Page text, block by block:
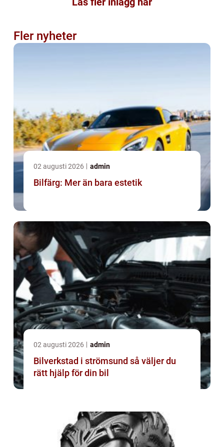
Fler nyheter
02 augusti 2026 admin
Bilfärg: Mer än bara estetik
02 augusti 2026 admin
Bilverkstad i strömsund så väljer du
rätt hjälp för din bil